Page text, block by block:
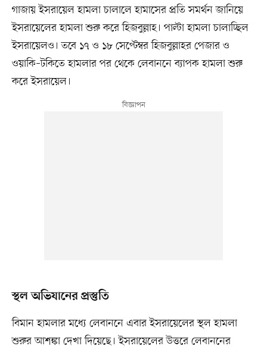
গাজায় ইসরায়েল হামলা চালালে হামাসের প্রতি সমর্থন জানিয়ে
ইসরায়েলের হামলা শুরু করে হিজবুল্লাহ। পাল্টা হামলা চালাচ্ছিল
ইসরায়েলও। তবে ১৭ ও ১৮ সেপ্টেম্বর হিজবুল্লাহর পেজার ও
ওয়াকি–টকিতে হামলার পর থেকে লেবাননে ব্যাপক হামলা শুরু
করে ইসরায়েল।
স্থল অভিযানের প্রস্তুতি
বিমান হামলার মধ্যে লেবাননে এবার ইসরায়েলের স্থল হামলা
শুরুর আশঙ্কা দেখা দিয়েছে। ইসরায়েলের উত্তরে লেবাননের